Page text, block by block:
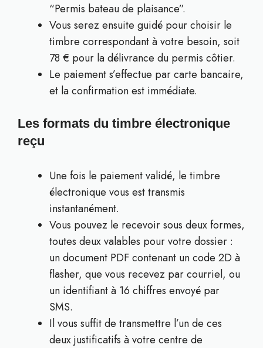
“Permis bateau de plaisance”.
Vous serez ensuite guidé pour choisir le
timbre correspondant à votre besoin, soit
78 € pour la délivrance du permis côtier.
Le paiement s’effectue par carte bancaire,
et la confirmation est immédiate.
Les formats du timbre électronique
reçu
Une fois le paiement validé, le timbre
électronique vous est transmis
instantanément.
Vous pouvez le recevoir sous deux formes,
toutes deux valables pour votre dossier :
un document PDF contenant un code 2D à
flasher, que vous recevez par courriel, ou
un identifiant à 16 chiffres envoyé par
SMS.
Il vous suffit de transmettre l’un de ces
deux justificatifs à votre centre de